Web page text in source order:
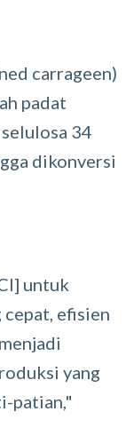
carrageen)
padat
34
dikonversi
untuk
efisien
yang
patian,"